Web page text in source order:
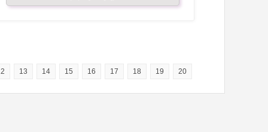
13 14 15 16 17 18 19 20